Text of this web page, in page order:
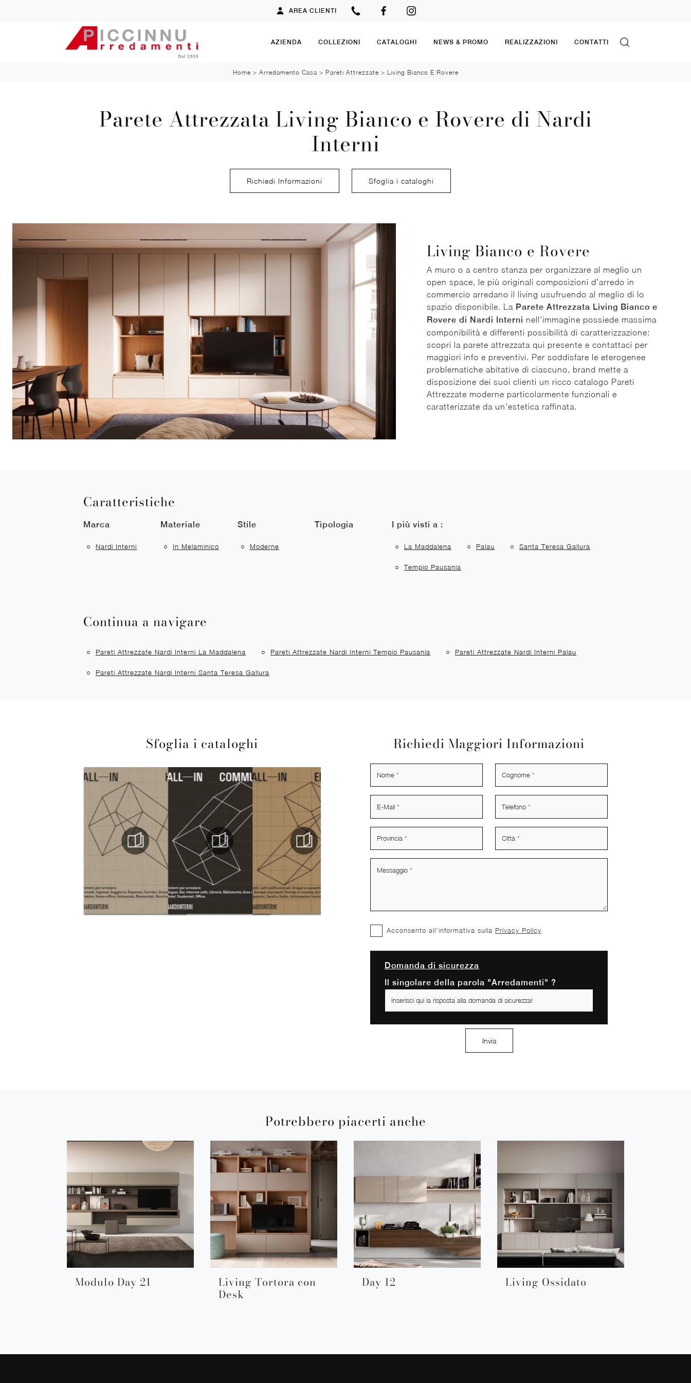
AREA CLIENTI
AZIENDA COLLEZIONI CATALOGHI NEWS & PROMO REALIZZAZIONI CONTATTI
Home > Arredamento Casa > Pareti Attrezzate > Living Bianco E Rovere
Parete Attrezzata Living Bianco e Rovere di Nardi
Interni
Richiedi Informazioni Sfoglia i cataloghi
Living Bianco e Rovere
A muro o a centro stanza per organizzare al meglio un
open space, le più originali composizioni d’arredo in
commercio arredano il living usufruendo al meglio di lo
spazio disponibile. La Parete Attrezzata Living Bianco e
Rovere di Nardi Interni nell'immagine possiede massima
componibilità e differenti possibilità di caratterizzazione:
scopri la parete attrezzata qui presente e contattaci per
maggiori info e preventivi. Per soddisfare le eterogenee
problematiche abitative di ciascuno, brand mette a
disposizione dei suoi clienti un ricco catalogo Pareti
Attrezzate moderne particolarmente funzionali e
caratterizzate da un'estetica raffinata.
Caratteristiche
Marca
Nardi Interni
Materiale
In Melaminico
Stile
Moderne
Tipologia I più visti a :
La Maddalena Palau Santa Teresa Gallura
Tempio Pausania
Continua a navigare
Pareti Attrezzate Nardi Interni La Maddalena Pareti Attrezzate Nardi Interni Tempio Pausania Pareti Attrezzate Nardi Interni Palau
Pareti Attrezzate Nardi Interni Santa Teresa Gallura
Sfoglia i cataloghi Richiedi Maggiori Informazioni
Acconsento all'informativa sulla Privacy Policy
Domanda di sicurezza
Il singolare della parola "Arredamenti" ?
Invia
Potrebbero piacerti anche
Modulo Day 21 Living Tortora con
Desk
Day 12 Living Ossidato